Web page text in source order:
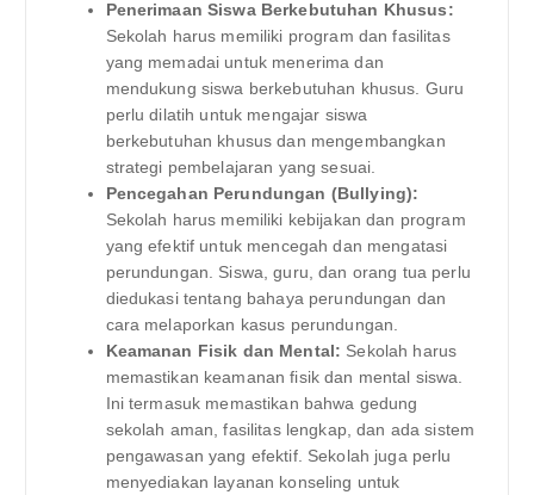
Penerimaan Siswa Berkebutuhan Khusus:
Sekolah harus memiliki program dan fasilitas
yang memadai untuk menerima dan
mendukung siswa berkebutuhan khusus. Guru
perlu dilatih untuk mengajar siswa
berkebutuhan khusus dan mengembangkan
strategi pembelajaran yang sesuai.
Pencegahan Perundungan (Bullying):
Sekolah harus memiliki kebijakan dan program
yang efektif untuk mencegah dan mengatasi
perundungan. Siswa, guru, dan orang tua perlu
diedukasi tentang bahaya perundungan dan
cara melaporkan kasus perundungan.
Keamanan Fisik dan Mental: Sekolah harus
memastikan keamanan fisik dan mental siswa.
Ini termasuk memastikan bahwa gedung
sekolah aman, fasilitas lengkap, dan ada sistem
pengawasan yang efektif. Sekolah juga perlu
menyediakan layanan konseling untuk